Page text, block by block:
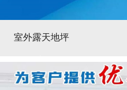
室外露天地坪